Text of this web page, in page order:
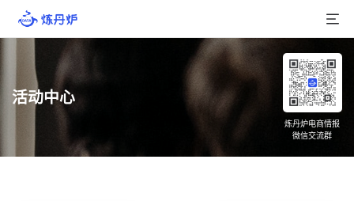
产品介绍
活动中心
炼丹炉电商情报
微信交流群